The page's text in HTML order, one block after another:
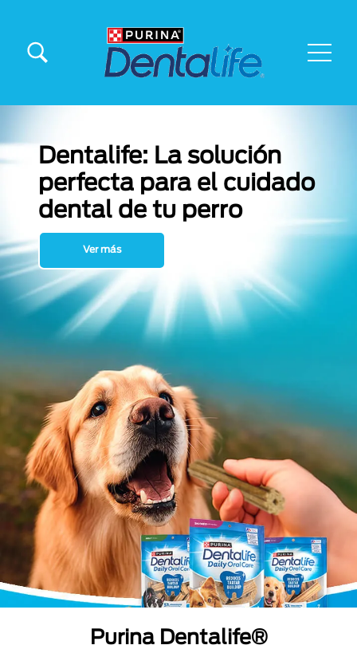
Dentalife: La solución
perfecta para el cuidado
dental de tu perro
Ver más
Purina Dentalife®